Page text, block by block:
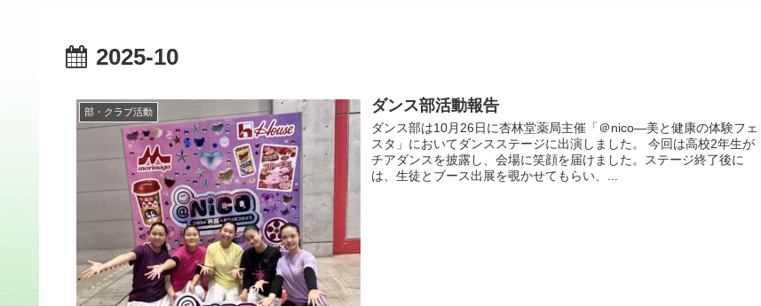
2025-10
部・クラブ活動 ダンス部活動報告
ダンス部は10月26日に杏林堂薬局主催「＠nico―美と健康の体験フェ
スタ」においてダンスステージに出演しました。 今回は高校2年生が
チアダンスを披露し、会場に笑顔を届けました。ステージ終了後に
は、生徒とブース出展を覗かせてもらい、...